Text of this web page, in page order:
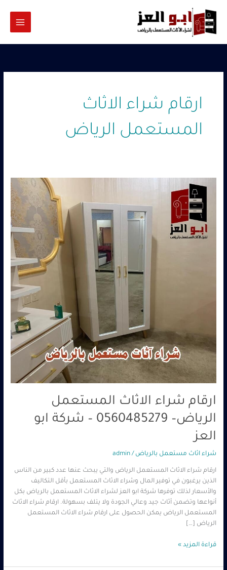
المحتوى
ارقام شراء الاثاث
المستعمل الرياض
ارقام شراء الاثاث المستعمل
الرياض– 0560485279 – شركة ابو
العز
شراء اثاث مستعمل بالرياض /
admin
ارقام شراء الاثاث المستعمل الرياض والتي يبحث عنها عدد كبير من الناس
الذين يرغبون في توفير المال وشراء الاثاث المستعمل بأقل التكاليف
والأسعار لذلك توفرها شركة ابو العز لشراء الاثاث المستعمل بالرياض بكل
أنواعها وتضمن أثاث جيد وعالي الجودة ولا يتلف بسهولة. ارقام شراء الاثاث
المستعمل الرياض يمكن الحصول على ارقام شراء الاثاث المستعمل
الرياض […]
الاثاث
المستعمل
الرياض–
0560485279
قراءة المزيد »